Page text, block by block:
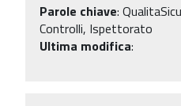
Parole chiave:
Controlli, Ispettorato
Ultima modifica: